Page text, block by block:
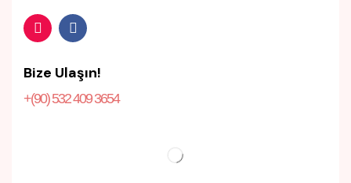
Bize Ulaşın!
+(90) 532 409 3654